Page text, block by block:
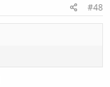
#48